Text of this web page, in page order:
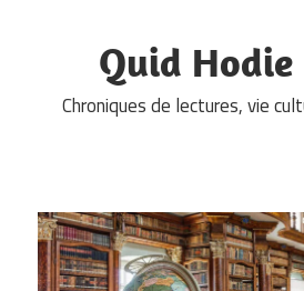
Quid
Chroniques de lectures, vie